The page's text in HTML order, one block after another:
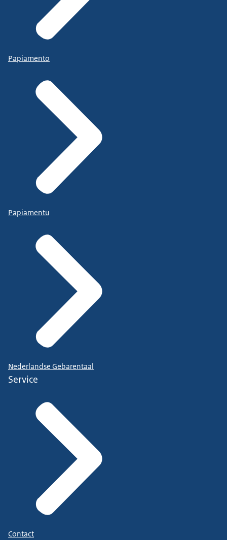
Papiamento
Papiamentu
Nederlandse Gebarentaal
Service
Contact